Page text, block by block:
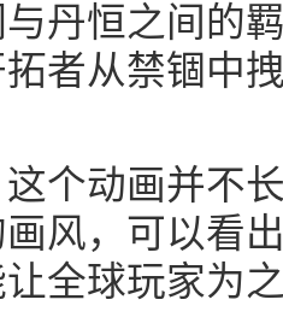
丹恒之间的
者从禁锢中
个动画并不
风，可以看
全球玩家为